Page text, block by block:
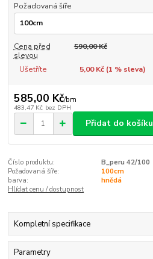
Požadovaná šíře
Cena před
slevou
590,00 Kč
Ušetříte 5,00 Kč (1 % sleva)
585,00 Kč/bm
483,47 Kč bez DPH
Přidat do košíku
Číslo produktu:
B_peru 42/100
Požadovaná šíře:
100cm
barva:
hnědá
Hlídat cenu / dostupnost
Kompletní specifikace
Parametry